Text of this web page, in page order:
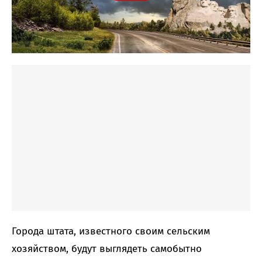
Города штата, известного своим сельским
хозяйством, будут выглядеть самобытно